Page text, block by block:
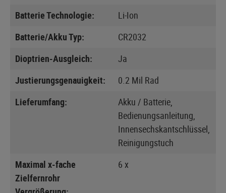
Batterie Technologie:
Li-Ion
Batterie/Akku Typ:
CR2032
Dioptrien-Ausgleich:
Ja
Justierungsgenauigkeit:
0.2 Mil Rad
Lieferumfang:
Akku / Batterie,
Bedienungsanleitung,
Innensechskantschlüssel,
Reinigungstuch
Maximal x-fache
Zielfernrohr
6 x